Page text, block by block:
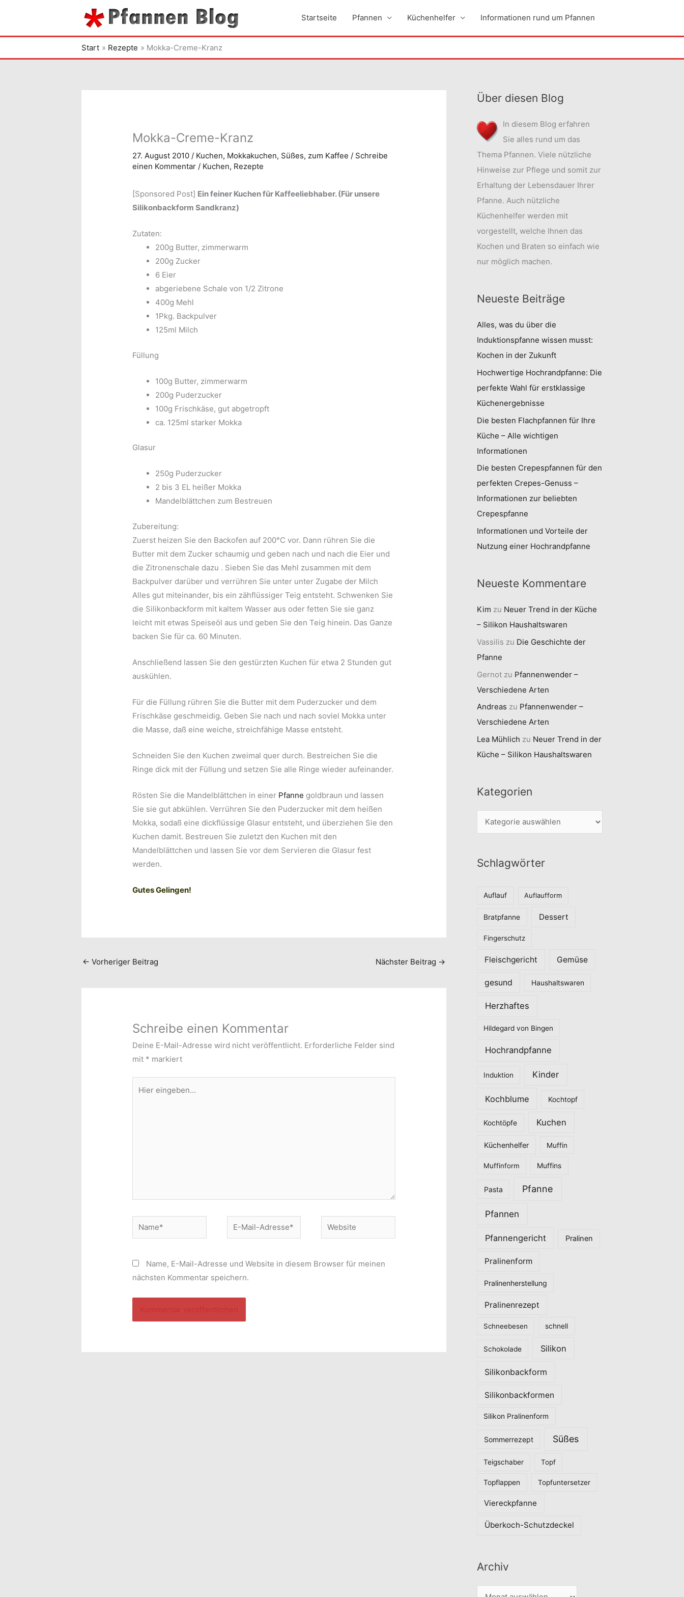
springen
Startseite Pfannen Küchenhelfer Informationen rund um Pfannen
Start Rezepte Mokka-Creme-Kranz
Mokka-Creme-Kranz
27. August 2010 / Kuchen, Mokkakuchen, Süßes, zum Kaffee / Schreibe
einen Kommentar / Kuchen, Rezepte
[Sponsored Post] Ein feiner Kuchen für Kaffeeliebhaber. (Für unsere
Silikonbackform Sandkranz)
Zutaten:
200g Butter, zimmerwarm
200g Zucker
6 Eier
abgeriebene Schale von 1/2 Zitrone
400g Mehl
1Pkg. Backpulver
125ml Milch
Füllung
100g Butter, zimmerwarm
200g Puderzucker
100g Frischkäse, gut abgetropft
ca. 125ml starker Mokka
Glasur
250g Puderzucker
2 bis 3 EL heißer Mokka
Mandelblättchen zum Bestreuen
Zubereitung:
Zuerst heizen Sie den Backofen auf 200°C vor. Dann rühren Sie die
Butter mit dem Zucker schaumig und geben nach und nach die Eier und
die Zitronenschale dazu . Sieben Sie das Mehl zusammen mit dem
Backpulver darüber und verrühren Sie unter unter Zugabe der Milch
Alles gut miteinander, bis ein zähflüssiger Teig entsteht. Schwenken Sie
die Silikonbackform mit kaltem Wasser aus oder fetten Sie sie ganz
leicht mit etwas Speiseöl aus und geben Sie den Teig hinein. Das Ganze
backen Sie für ca. 60 Minuten.
Anschließend lassen Sie den gestürzten Kuchen für etwa 2 Stunden gut
auskühlen.
Für die Füllung rühren Sie die Butter mit dem Puderzucker und dem
Frischkäse geschmeidig. Geben Sie nach und nach soviel Mokka unter
die Masse, daß eine weiche, streichfähige Masse entsteht.
Schneiden Sie den Kuchen zweimal quer durch. Bestreichen Sie die
Ringe dick mit der Füllung und setzen Sie alle Ringe wieder aufeinander.
Rösten Sie die Mandelblättchen in einer Pfanne goldbraun und lassen
Sie sie gut abkühlen. Verrühren Sie den Puderzucker mit dem heißen
Mokka, sodaß eine dickflüssige Glasur entsteht, und überziehen Sie den
Kuchen damit. Bestreuen Sie zuletzt den Kuchen mit den
Mandelblättchen und lassen Sie vor dem Servieren die Glasur fest
werden.
Gutes Gelingen!
← Vorheriger Beitrag Nächster Beitrag →
Schreibe einen Kommentar
Deine E-Mail-Adresse wird nicht veröffentlicht. Erforderliche Felder sind
mit * markiert
eingeben…
Name*
E-
Mail-
Website
Name, E-Mail-Adresse und Website in diesem Browser für meinen
nächsten Kommentar speichern.
Über diesen Blog
In diesem Blog erfahren
Sie alles rund um das
Thema Pfannen. Viele nützliche
Hinweise zur Pflege und somit zur
Erhaltung der Lebensdauer Ihrer
Pfanne. Auch nützliche
Küchenhelfer werden mit
vorgestellt, welche Ihnen das
Kochen und Braten so einfach wie
nur möglich machen.
Neueste Beiträge
Alles, was du über die
Induktionspfanne wissen musst:
Kochen in der Zukunft
Hochwertige Hochrandpfanne: Die
perfekte Wahl für erstklassige
Küchenergebnisse
Die besten Flachpfannen für Ihre
Küche – Alle wichtigen
Informationen
Die besten Crepespfannen für den
perfekten Crepes-Genuss –
Informationen zur beliebten
Crepespfanne
Informationen und Vorteile der
Nutzung einer Hochrandpfanne
Neueste Kommentare
Kim zu Neuer Trend in der Küche
– Silikon Haushaltswaren
Vassilis zu Die Geschichte der
Pfanne
Gernotzu Pfannenwender –
Verschiedene Arten
Andreas zu Pfannenwender –
Verschiedene Arten
Lea Mühlich zu Neuer Trend in der
Küche – Silikon Haushaltswaren
Kategorien
a
e
Schlagwörter
Auflauf Auflaufform
Bratpfanne Dessert
Fingerschutz
Fleischgericht Gemüse
gesund Haushaltswaren
Herzhaftes
Hildegard von Bingen
Hochrandpfanne
Induktion Kinder
Kochblume Kochtopf
Kochtöpfe Kuchen
Küchenhelfer Muffin
Muffinform Muffins
Pasta Pfanne
Pfannen
Pfannengericht Pralinen
Pralinenform
Pralinenherstellung
Pralinenrezept
Schneebesen schnell
Schokolade Silikon
Silikonbackform
Silikonbackformen
Silikon Pralinenform
Sommerrezept Süßes
Teigschaber Topf
Topflappen Topfuntersetzer
Viereckpfanne
Überkoch-Schutzdeckel
Archiv